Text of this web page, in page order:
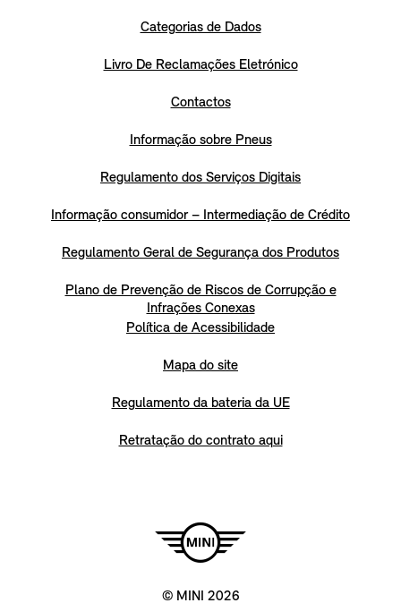
Categorias de Dados
Livro De Reclamações Eletrónico
Contactos
Informação sobre Pneus
Regulamento dos Serviços Digitais
Informação consumidor – Intermediação de Crédito
Regulamento Geral de Segurança dos Produtos
Plano de Prevenção de Riscos de Corrupção e
Infrações Conexas
Política de Acessibilidade
Mapa do site
Regulamento da bateria da UE
Retratação do contrato aqui
© MINI 2026